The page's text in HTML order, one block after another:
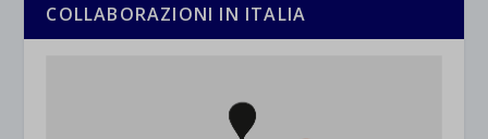
COLLABORAZIONI IN ITALIA